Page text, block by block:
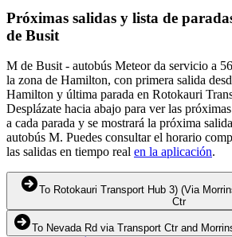
Próximas salidas y lista de
de Busit
M de Busit - autobús Meteor da servicio a
la zona de Hamilton, con primera salida
Hamilton y última parada en Rotokauri
Desplázate hacia abajo para ver las
a cada parada y se mostrará la próxima
autobús M. Puedes consultar el horario
las salidas en tiempo real en la aplicación.
To Rotokauri Transport Hub 3) (Via
Ctr
To Nevada Rd via Transport Ctr and